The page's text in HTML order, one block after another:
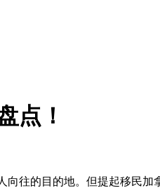
点！
往的目的地。但提起移民